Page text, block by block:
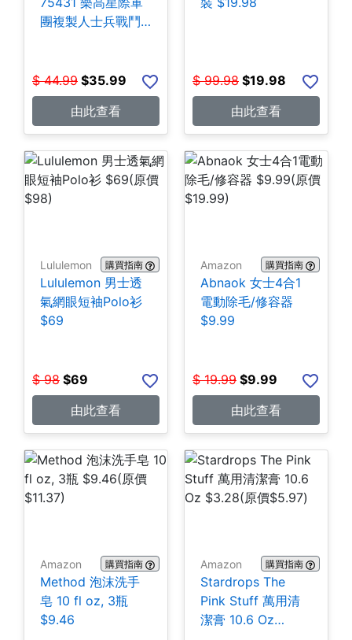
團複製人士兵戰鬥
$ 44.99 $35.99
由此查看
$ 99.98 $19.98
由此查看
Lululemon 購買指南
Lululemon 男士透
氣網眼短袖Polo衫
$69
$ 98 $69
由此查看
Amazon 購買指南
Abnaok 女士4合1
電動除毛/修容器
$9.99
$ 19.99 $9.99
由此查看
Amazon 購買指南
Method 泡沫洗手
皂 10 fl oz, 3瓶
$9.46
Amazon 購買指南
Stardrops The
Pink Stuff 萬用清
潔膏 10.6 Oz